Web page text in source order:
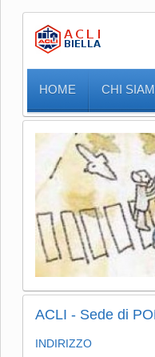
HOME CHI
ACLI - Sede di
INDIRIZZO